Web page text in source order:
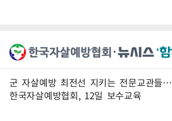
군 자살예방 최전선 지키는 전문교관들…
한국자살예방협회, 12일 보수교육